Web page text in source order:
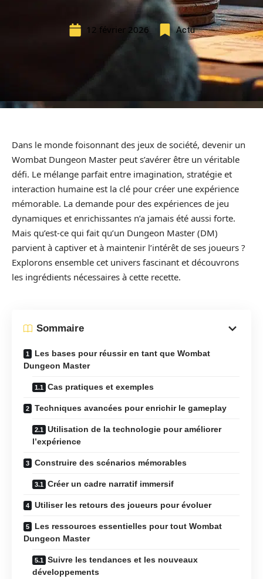
12 février 2026 Actu
Dans le monde foisonnant des jeux de société, devenir un
Wombat Dungeon Master peut s’avérer être un véritable
défi. Le mélange parfait entre imagination, stratégie et
interaction humaine est la clé pour créer une expérience
mémorable. La demande pour des expériences de jeu
dynamiques et enrichissantes n’a jamais été aussi forte.
Mais qu’est-ce qui fait qu’un Dungeon Master (DM)
parvient à captiver et à maintenir l’intérêt de ses joueurs ?
Explorons ensemble cet univers fascinant et découvrons
les ingrédients nécessaires à cette recette.
Sommaire
Les bases pour réussir en tant que Wombat
Dungeon Master
Cas pratiques et exemples
Techniques avancées pour enrichir le gameplay
Utilisation de la technologie pour améliorer
l’expérience
Construire des scénarios mémorables
Créer un cadre narratif immersif
Utiliser les retours des joueurs pour évoluer
Les ressources essentielles pour tout Wombat
Dungeon Master
Suivre les tendances et les nouveaux
développements